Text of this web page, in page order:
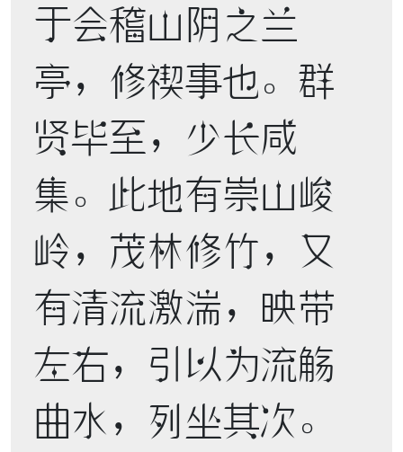
于会稽山阴之兰
亭，修禊事也。群
贤毕至，少长咸
集。此地有崇山峻
岭，茂林修竹，又
有清流激湍，映带
左右，引以为流觞
曲水，列坐其次。